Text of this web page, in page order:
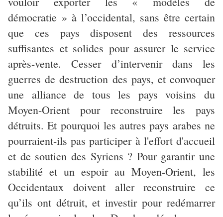
démocratie » à l’occidental, sans être certain
que ces pays disposent des ressources
suffisantes et solides pour assurer le service
après-vente. Cesser d’intervenir dans les
guerres de destruction des pays, et convoquer
une alliance de tous les pays voisins du
Moyen-Orient pour reconstruire les pays
détruits. Et pourquoi les autres pays arabes ne
pourraient-ils pas participer à l'effort d'accueil
et de soutien des Syriens ? Pour garantir une
stabilité et un espoir au Moyen-Orient, les
Occidentaux doivent aller reconstruire ce
qu’ils ont détruit, et investir pour redémarrer